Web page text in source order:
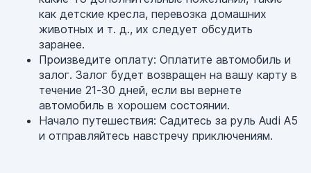
как детские кресла, перевозка домашних
животных и т. д., их следует обсудить
заранее.
Произведите оплату: Оплатите автомобиль и
залог. Залог будет возвращен на вашу карту в
течение 21-30 дней, если вы вернете
автомобиль в хорошем состоянии.
Начало путешествия: Садитесь за руль Audi A5
и отправляйтесь навстречу приключениям.